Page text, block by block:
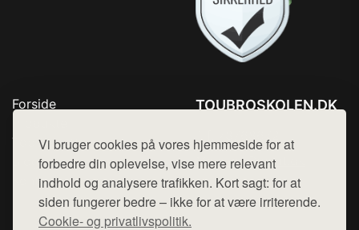
Vi bruger cookies på vores hjemmeside for at
forbedre din oplevelse, vise mere relevant
indhold og analysere trafikken. Kort sagt: for at
siden fungerer bedre – ikke for at være irriterende.
Cookie- og privatlivspolitik.
Forside
Top Rabatter
Blog
Kontakt
TOUBROSKOLEN.DK
Mail: hej@want.dk
Cookie- og privatlivspolitik